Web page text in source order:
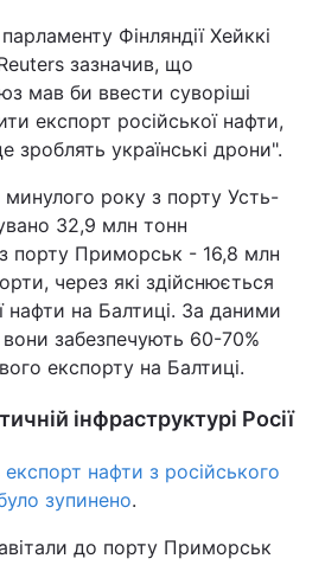
Фінляндії Хейккі
зазначив, що
мав би ввести суворіші
експорт російської нафти,
зроблять українські дрони".
року з порту Усть-
32,9 млн тонн
порту Приморськ - 16,8 млн
через які здійснюється
нафти на Балтиці. За даними
забезпечують 60-70%
експорту на Балтиці.
інфраструктурі Росії
експорт нафти з російського
зупинено.
до порту Приморськ